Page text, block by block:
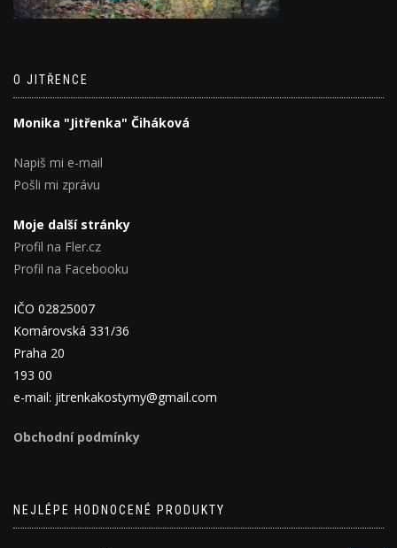
O JITŘENCE
Monika "Jitřenka" Čiháková
Napiš mi e-mail
Pošli mi zprávu
Moje další stránky
Profil na Fler.cz
Profil na Facebooku
IČO 02825007
Komárovská 331/36
Praha 20
193 00
e-mail: jitrenkakostymy@gmail.com
Obchodní podmínky
NEJLÉPE HODNOCENÉ PRODUKTY